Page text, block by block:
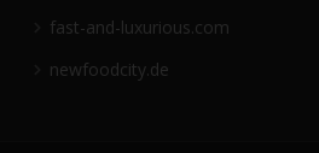
fast-and-luxurious.com
newfoodcity.de